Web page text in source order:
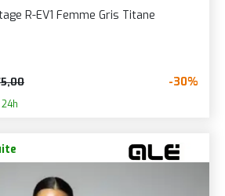
R-EV1 Femme Gris Titane
-30%